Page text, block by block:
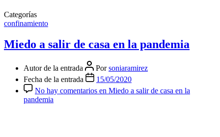
Categorías
confinamiento
Miedo a salir de casa en la pandemia
Autor de la entrada Porsoniaramirez
Fecha de la entrada
15/05/2020
No hay comentarios en Miedo a salir de casa en la
pandemia